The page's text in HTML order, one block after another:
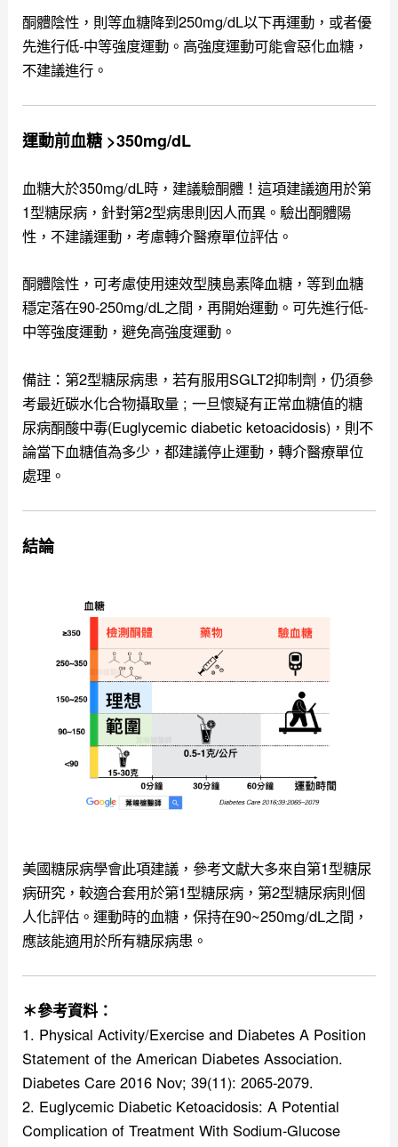
酮體陰性，則等血糖降到250mg/dL以下再運動，或者優
先進行低-中等強度運動。高強度運動可能會惡化血糖，
不建議進行。
運動前血糖 >350mg/dL
血糖大於350mg/dL時，建議驗酮體！這項建議適用於第
1型糖尿病，針對第2型病患則因人而異。驗出酮體陽
性，不建議運動，考慮轉介醫療單位評估。
酮體陰性，可考慮使用速效型胰島素降血糖，等到血糖
穩定落在90-250mg/dL之間，再開始運動。可先進行低-
中等強度運動，避免高強度運動。
備註：第2型糖尿病患，若有服用SGLT2抑制劑，仍須參
考最近碳水化合物攝取量 ; 一旦懷疑有正常血糖值的糖
尿病酮酸中毒(Euglycemic diabetic ketoacidosis)，則不
論當下血糖值為多少，都建議停止運動，轉介醫療單位
處理。
結論
美國糖尿病學會此項建議，參考文獻大多來自第1型糖尿
病研究，較適合套用於第1型糖尿病，第2型糖尿病則個
人化評估。運動時的血糖，保持在90~250mg/dL之間，
應該能適用於所有糖尿病患。
＊參考資料：
1. Physical Activity/Exercise and Diabetes A Position
Statement of the American Diabetes Association.
Diabetes Care 2016 Nov; 39(11): 2065-2079.
2. Euglycemic Diabetic Ketoacidosis: A Potential
Complication of Treatment With Sodium-Glucose